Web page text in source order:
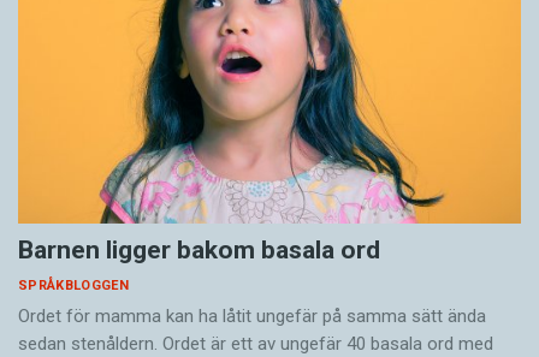
Barnen ligger bakom basala ord
SPRÅKBLOGGEN
Ordet för mamma kan ha låtit ungefär på samma sätt ända
sedan stenåldern. Ordet är ett av ungefär 40 basala ord med